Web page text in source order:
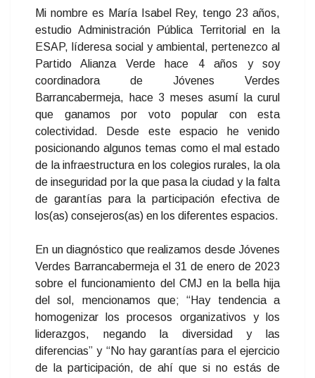
Mi nombre es María Isabel Rey, tengo 23 años,
estudio Administración Pública Territorial en la
ESAP, líderesa social y ambiental, pertenezco al
Partido Alianza Verde hace 4 años y soy
coordinadora de Jóvenes Verdes
Barrancabermeja, hace 3 meses asumí la curul
que ganamos por voto popular con esta
colectividad. Desde este espacio he venido
posicionando algunos temas como el mal estado
de la infraestructura en los colegios rurales, la ola
de inseguridad por la que pasa la ciudad y la falta
de garantías para la participación efectiva de
los(as) consejeros(as) en los diferentes espacios.
En un diagnóstico que realizamos desde Jóvenes
Verdes Barrancabermeja el 31 de enero de 2023
sobre el funcionamiento del CMJ en la bella hija
del sol, mencionamos que; “Hay tendencia a
homogenizar los procesos organizativos y los
liderazgos, negando la diversidad y las
diferencias” y “No hay garantías para el ejercicio
de la participación, de ahí que si no estás de